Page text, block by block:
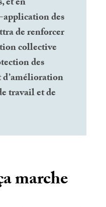
des
de renforcer
collective
des
d’amélioration
travail et de
marche